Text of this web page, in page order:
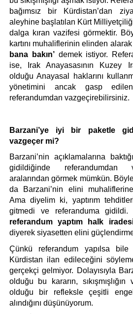
bağımsız bir Kürdistan’dan
aleyhine başlatılan Kürt
dalga kıran vazifesi görmektir.
kartını muhaliflerinin elinden alarak
bana bakın’ demek istiyor.
ise, Irak Anayasasının Kuzey
olduğu Anayasal haklarını
yönetimini ancak gasp
referandumdan vazgeçirebilirsiniz.
Barzani’ye iyi bir paketle
vazgeçer mi?
Barzani’nin açıklamalarına
gidildiğinde referandumdan
aralarından görmek mümkün.
da Barzani’nin elini muhaliflerine
Ama diyelim ki, yaptırım
gitmedi ve referanduma gidildi.
referandum yaptım halk
diyerek siyasetten elini
Çünkü referandum yapılsa bile
Kürdistan ilan edileceğini
gerçekçi gelmiyor. Dolayısıyla
olduğu bu kararın,
olduğu bir refleksle çeşitli
alındığını düşünüyorum.